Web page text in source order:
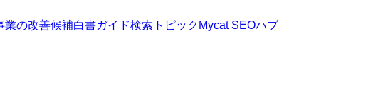
業の改善候補白書ガイド検索トピック Mycat SEOハブ